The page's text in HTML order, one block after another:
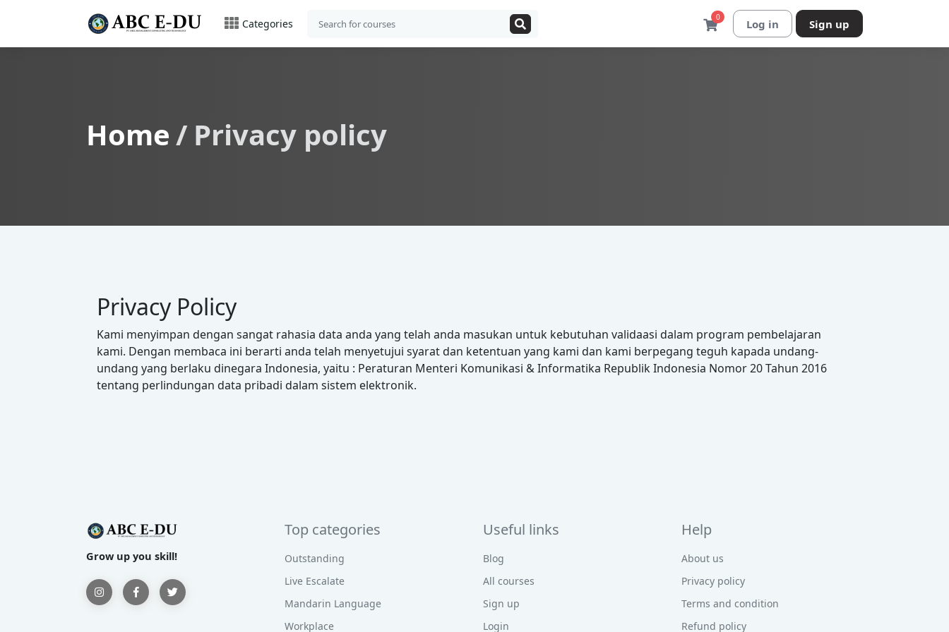
Categories
0 Log in Sign up
Home Privacy policy
Privacy Policy
Kami menyimpan dengan sangat rahasia data anda yang telah anda masukan untuk kebutuhan validaasi dalam program pembelajaran
kami. Dengan membaca ini berarti anda telah menyetujui syarat dan ketentuan yang kami dan kami berpegang teguh kapada undang-
undang yang berlaku dinegara Indonesia, yaitu : Peraturan Menteri Komunikasi & Informatika Republik Indonesia Nomor 20 Tahun 2016
tentang perlindungan data pribadi dalam sistem elektronik.
Top categories
Outstanding
Live Escalate
Mandarin Language
Workplace
Useful links
Blog
All courses
Sign up
Login
Help
About us
Privacy policy
Terms and condition
Refund policy
Grow up you skill!